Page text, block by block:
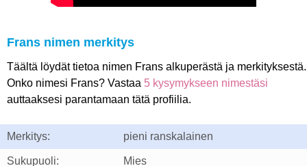
Frans nimen merkitys
Täältä löydät tietoa nimen Frans alkuperästä ja merkityksestä.
Onko nimesi Frans? Vastaa 5 kysymykseen nimestäsi
auttaaksesi parantamaan tätä profiilia.
Merkitys: pieni ranskalainen
Sukupuoli: Mies